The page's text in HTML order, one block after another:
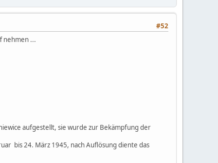
#52
nehmen ...
aufgestellt, sie wurde zur Bekämpfung der
bis 24. März 1945, nach Auflösung diente das